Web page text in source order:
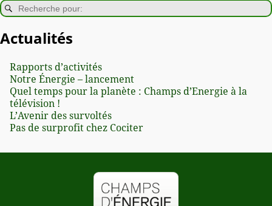
Actualités
Rapports d’activités
Notre Énergie – lancement
Quel temps pour la planète : Champs d’Energie à la
télévision !
L’Avenir des survoltés
Pas de surprofit chez Cociter